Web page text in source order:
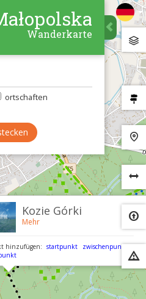
×
Kozie Górki
Mehr
hinzufügen: startpunkt
zwischenpunkt
Wanderkarte
ortschaften